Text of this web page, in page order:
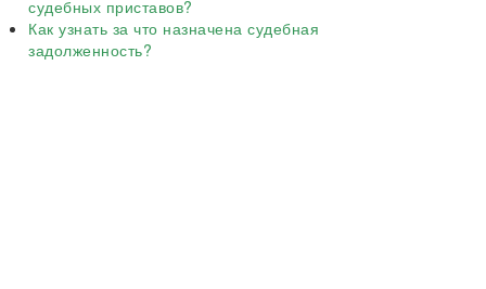
судебных приставов?
Как узнать за что назначена судебная
задолженность?